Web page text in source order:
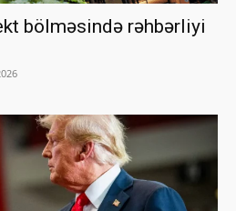
bölməsində rəhbərliyi